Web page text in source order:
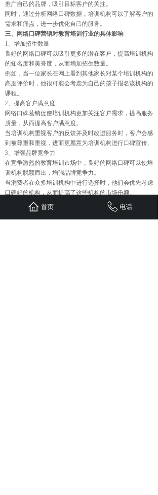
推广自己的品牌，吸引目标客户的关注。
同时，通过分析网络口碑数据，培训机构可以了解客户的
需求和痛点，进一步优化自己的服务。
三、网络口碑营销对教育培训行业的具体影响
1、增加招生数量
良好的网络口碑可以吸引更多的潜在客户，提高培训机构
的知名度和美誉度，从而增加招生数量。
例如，当一位家长在网上看到其他家长对某个培训机构的
高度评价时，他很可能会考虑为自己的孩子报名该机构的
课程。
2、提高客户满意度
网络口碑营销促使培训机构更加关注客户需求，提高服务
质量，从而提高客户满意度。
当培训机构重视客户的反馈并及时改进服务时，客户会感
到被尊重和重视，进而更愿意为培训机构进行口碑宣传。
3、增强品牌竞争力
在竞争激烈的教育培训市场中，良好的网络口碑可以使培
训机构脱颖而出，增强品牌竞争力。
当消费者在众多培训机构中进行选择时，他们会优先考虑
口碑好的机构，从而提高了这些机构的市场份额。
4、促进业务创新
网络口碑营销可以为培训机构提供宝贵的客户反馈和建
首页 电话